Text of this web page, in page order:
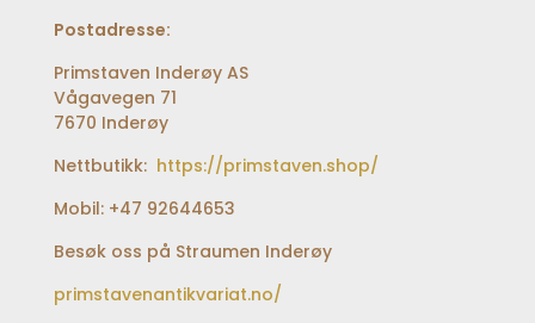
Postadresse:
Primstaven Inderøy AS
Vågavegen 71
7670 Inderøy
Nettbutikk: https://primstaven.shop/
Mobil: +47 92644653
Besøk oss på Straumen Inderøy
primstavenantikvariat.no/